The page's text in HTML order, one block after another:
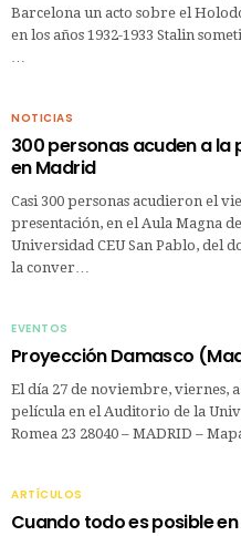
Barcelona un acto sobre el
en los años 1932-1933 Stalin
NOTICIAS
300 personas acuden a la
en Madrid
Casi 300 personas acudieron el
presentación, en el Aula Magna
Universidad CEU San Pablo, del
la conver…
EVENTOS
Proyección Damasco
El día 27 de noviembre, viernes,
película en el Auditorio de la
Romea 23 28040 – MADRID –
ARTÍCULOS
Cuando todo es posible en